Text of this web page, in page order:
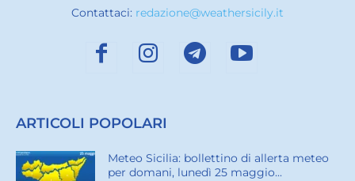
Contattaci: redazione@weathersicily.it
ARTICOLI POPOLARI
Meteo Sicilia: bollettino di allerta meteo
per domani, lunedì 25 maggio...